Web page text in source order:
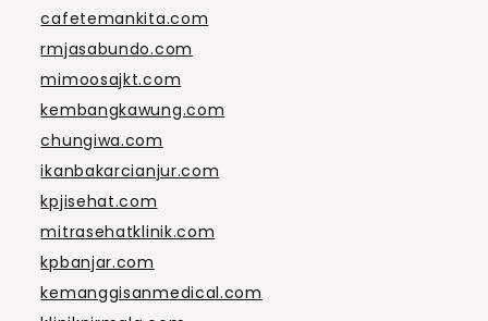
cafetemankita.com
rmjasabundo.com
mimoosajkt.com
kembangkawung.com
chungiwa.com
ikanbakarcianjur.com
kpjisehat.com
mitrasehatklinik.com
kpbanjar.com
kemanggisanmedical.com